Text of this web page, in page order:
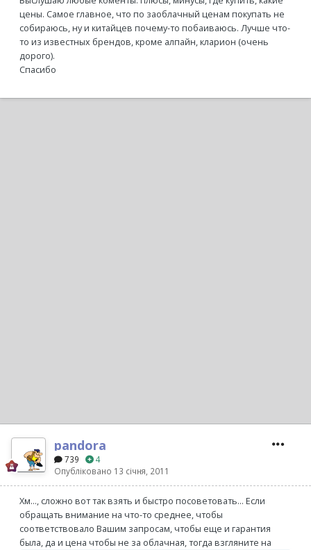
цены. Самое главное, что по заоблачный ценам покупать не
собираюсь, ну и китайцев почему-то побаиваюсь. Лучше что-
то из известных брендов, кроме алпайн, кларион (очень
дорого).
Спасибо
pandora
739
4
Опубліковано 13 січня, 2011
Хм..., сложно вот так взять и быстро посоветовать... Если
обращать внимание на что-то среднее, чтобы
соответствовало Вашим запросам, чтобы еще и гарантия
была, да и цена чтобы не за облачная, тогда взгляните на